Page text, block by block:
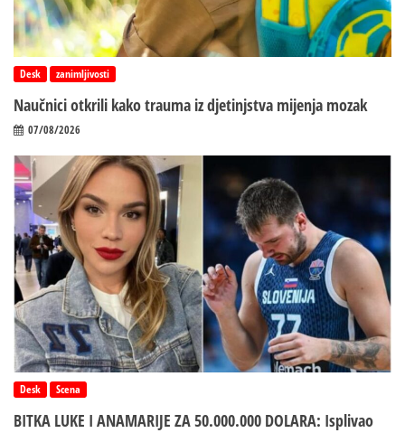
Desk zanimljivosti
Naučnici otkrili kako trauma iz d‌jetinjstva mijenja mozak
07/08/2026
Desk Scena
BITKA LUKE I ANAMARIJE ZA 50.000.000 DOLARA: Isplivao